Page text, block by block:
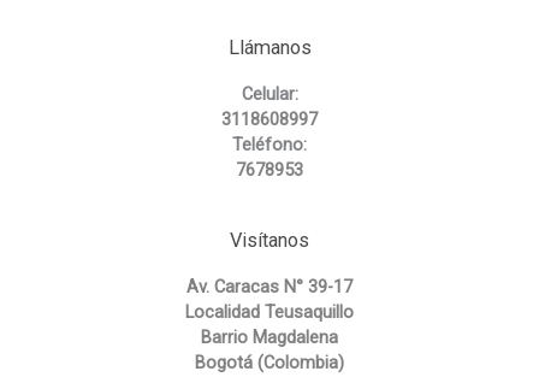
Llámanos
Celular:
3118608997
Teléfono:
7678953
Visítanos
Av. Caracas N° 39-17
Localidad Teusaquillo
Barrio Magdalena
Bogotá (Colombia)